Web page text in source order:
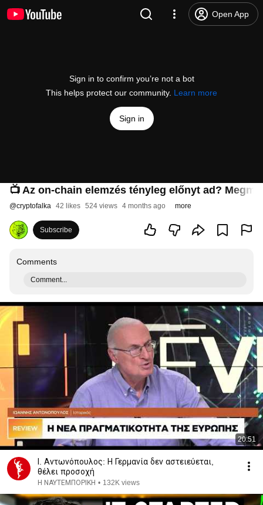
Open App
Sign in to confirm you’re not a bot
This helps protect our community. Learn more
Sign in
📺 Az on-chain elemzés tényleg előnyt ad?
@cryptofalka 42 likes 524 views 4 months ago more
Subscribe
Comments
Comment...
20:51
Ι. Αντωνόπουλος: Η Γερμανία δεν αστειεύεται,
θέλει προσοχή
Η ΝΑΥΤΕΜΠΟΡΙΚΗ • 132K views